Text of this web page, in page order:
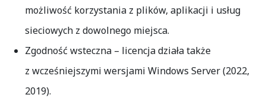
możliwość korzystania z plików, aplikacji i usług
sieciowych z dowolnego miejsca.
Zgodność wsteczna– licencja działa także
z wcześniejszymi wersjami Windows Server (2022,
2019).